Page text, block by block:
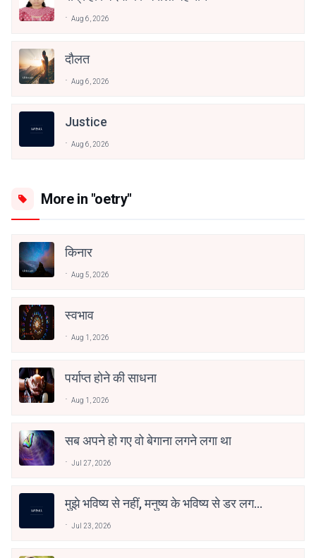
Aug 6, 2026
दौलत
Aug 6, 2026
Justice
Aug 6, 2026
More in "oetry"
किनार
Aug 5, 2026
स्वभाव
Aug 1, 2026
पर्याप्त होने की साधना
Aug 1, 2026
सब अपने हो गए वो बेगाना लगने लगा था
Jul 27, 2026
मुझे भविष्य से नहीं, मनुष्य के भविष्य से डर लगता
Jul 23, 2026